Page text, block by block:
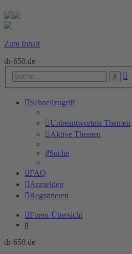
Zum Inhalt
dr-650.de
Suche
Schnellzugriff
Unbeantwortete Themen
Aktive Themen
Suche
FAQ
Anmelden
Registrieren
Foren-Übersicht
Suche
dr-650.de